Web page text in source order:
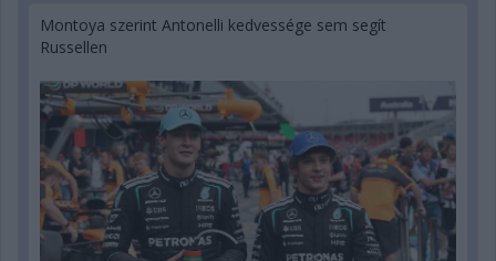
Montoya szerint Antonelli kedvessége sem segít
Russellen